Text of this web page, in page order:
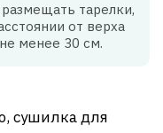
тарелки,
от верха
менее 30 см.
сушилка для